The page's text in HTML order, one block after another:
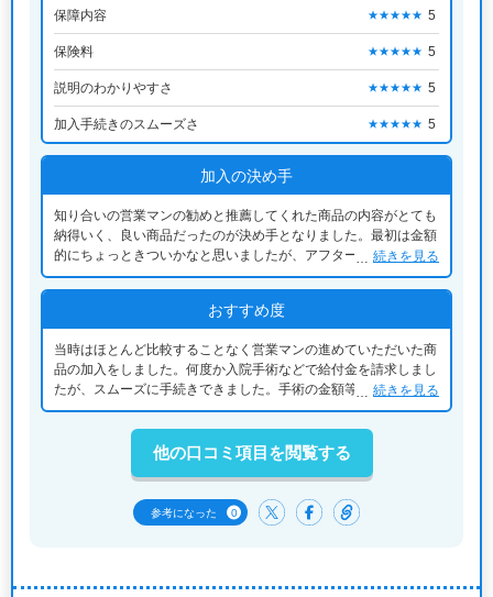
保障内容 ★★★★★ 5
保険料 ★★★★★ 5
説明のわかりやすさ ★★★★★ 5
加入手続きのスムーズさ ★★★★★ 5
加入の決め手
知り合いの営業マンの勧めと推薦してくれた商品の内容がとても
納得いく、良い商品だったのが決め手となりました。最初は金額
的にちょっときついかなと思いましたが、アフターフォローもと
ても良くしてもらったので、今ではとても感謝しています。
続きを見る
おすすめ度
当時はほとんど比較することなく営業マンの進めていただいた商
品の加入をしました。何度か入院手術などで給付金を請求しまし
たが、スムーズに手続きできました。手術の金額等で訂正が生じ
た際には10年以上経過していたにもかかわらず、その分の利息分
と差額分が提供され、とても感謝しています。保険会社を選んで
本当によかったです。
続きを見る
参考になった 0
他の口コミ項目を閲覧する